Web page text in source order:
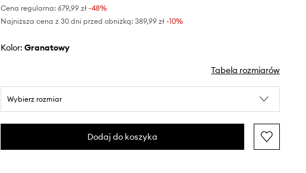
Cena regularna: 679,99 zł-48%
Najniższa cena z 30 dni przed obniżką: 389,99 zł -10%
Kolor: granatowy
Tabela rozmiarów
Wybierz rozmiar
Dodaj do koszyka